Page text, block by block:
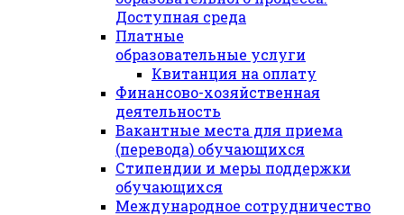
Доступная среда
Платные
образовательные услуги
Квитанция на оплату
Финансово-хозяйственная
деятельность
Вакантные места для приема
(перевода) обучающихся
Стипендии и меры поддержки
обучающихся
Международное сотрудничество